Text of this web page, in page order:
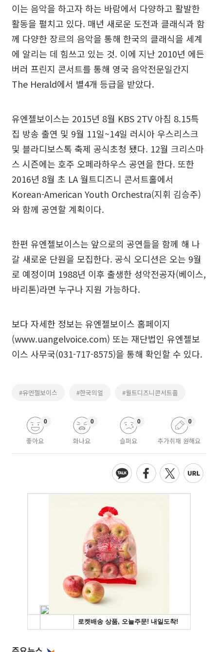
이는 음악을 하고자 하는 바람에서 다양하고 활발한
활동을 펼치고 있다. 매년 새로운 도전과 클래식과 함
께 다양한 장르의 음악을 통해 한국의 클래식을 세계
에 알리는 데 힘쓰고 있는 것. 이에 지난 2010년 에든
버러 프린지 콘서트를 통해 영국 음악전문일간지
The Herald에서 별4개 등급을 받았다.
유엔젤보이스는 2015년 8월 KBS 2TV 아침 8.15특
집 방송 출연 및 9월 11일~14일 러시아 우스리스크
및 블라디보스톡 축제 공식초청 됐다. 12월 크리스마
스 시즌에는 호주 오페라하우스 공연을 한다. 또한
2016년 8월 초 LA 월트디즈니 콘서트홀에서
Korean-American Youth Orchestra(지휘 김승주)
와 함께 공연할 계획이다.
한편 유엔젤보이스는 앞으로의 공연들을 함께 해 나
갈 새로운 단원을 모집한다. 공식 오디션은 오는 9월
로 예정이며 1988년 이후 출생한 성악전공자(베이스,
바리톤)라면 누구나 지원 가능하다.
보다 자세한 정보는 유엔젤보이스 홈페이지
(www.uangelvoice.com) 또는 재단법인 유엔젤보
이스 사무국(031-717-8575)을 통해 확인할 수 있다.
#유엔젤보이스 #한국의얼 #월트디즈니콘서트홀
좋아요
0
화나요
0
슬퍼요
0
추가취재 원해요
0